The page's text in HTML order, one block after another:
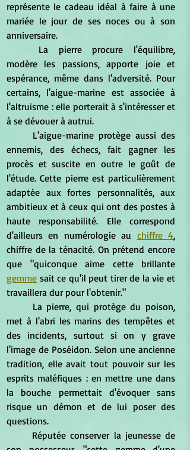
représente le cadeau idéal à faire à une
mariée le jour de ses noces ou à son
anniversaire.
modère les passions, apporte joie et
espérance, même dans l'adversité. Pour
certains, l'aigue-marine est associée à
l'altruisme : elle porterait à s'intéresser et
à se dévouer à autrui.
ennemis, des échecs, fait gagner les
procès et suscite en outre le goût de
l'étude. Cette pierre est particulièrement
adaptée aux fortes personnalités, aux
ambitieux et à ceux qui ont des postes à
haute responsabilité. Elle correspond
d'ailleurs en numérologie au chiffre 4,
chiffre de la ténacité. On prétend encore
gemme sait ce qu'il peut tirer de la vie et
travaillera dur pour l'obtenir."
met à l'abri les marins des tempêtes et
des incidents, surtout si on y grave
l'image de Poséidon. Selon une ancienne
tradition, elle avait tout pouvoir sur les
esprits maléfiques : en mettre une dans
la bouche permettait d'évoquer sans
risque un démon et de lui poser des
questions.